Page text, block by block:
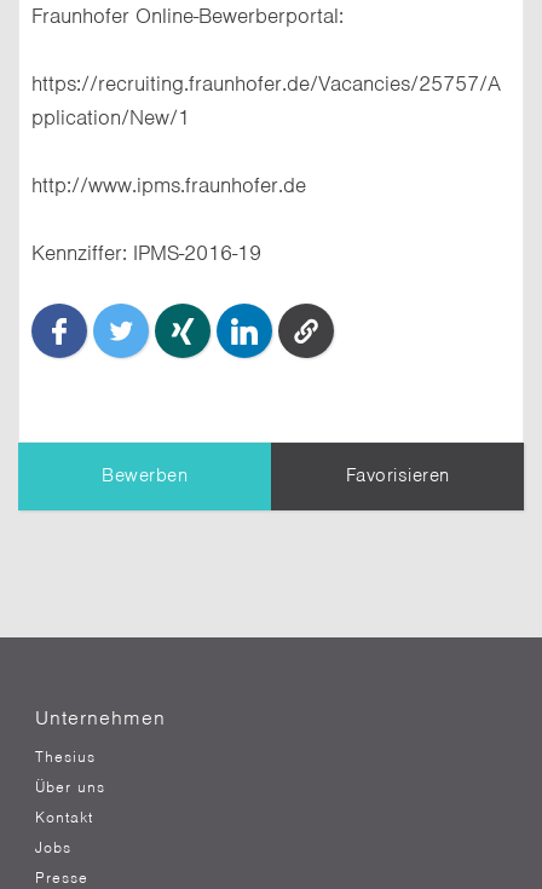
Fraunhofer Online-Bewerberportal:
https://recruiting.fraunhofer.de/Vacancies/25757/A
pplication/New/1
http://www.ipms.fraunhofer.de
Kennziffer: IPMS-2016-19
übermittelt. Erziele einen besseren Eindruck,
Bewerben Favorisieren
Unternehmen
Thesius
Über uns
Kontakt
Jobs
Presse